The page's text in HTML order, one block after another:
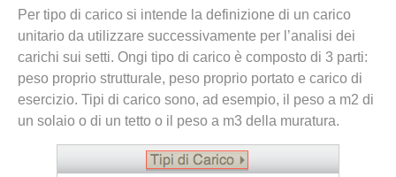
Per tipo di carico si intende la definizione di un carico
unitario da utilizzare successivamente per l’analisi dei
carichi sui setti. Ongi tipo di carico è composto di 3 parti:
peso proprio strutturale, peso proprio portato e carico di
esercizio. Tipi di carico sono, ad esempio, il peso a m2 di
un solaio o di un tetto o il peso a m3 della muratura.